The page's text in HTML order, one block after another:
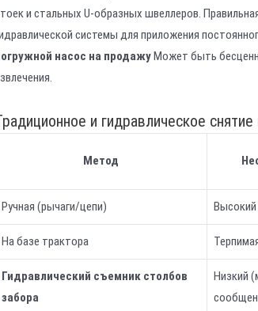
и стальных U-образных швеллеров.
системы для приложения
насос на продажуМожет быть
и гидравлическое
Метод
Ручная (рычаги/цепи) Высокий
На базе трактора
Гидравлический съемник столбов
забора
Низкий